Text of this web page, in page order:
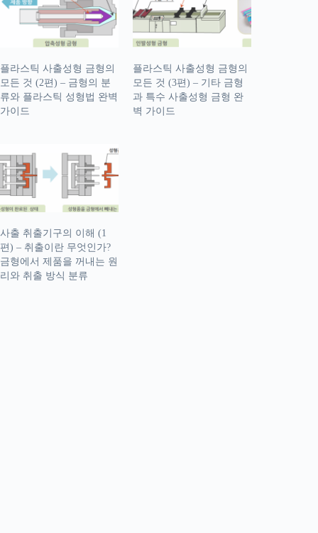
플라스틱 사출성형 금형의
모든 것 (2편) – 금형의 분
류와 플라스틱 성형법 완벽
가이드
플라스틱 사출성형 금형의
모든 것 (3편) – 기타 금형
과 특수 사출성형 금형 완
벽 가이드
사출 취출기구의 이해 (1
편) – 취출이란 무엇인가?
금형에서 제품을 꺼내는 원
리와 취출 방식 분류